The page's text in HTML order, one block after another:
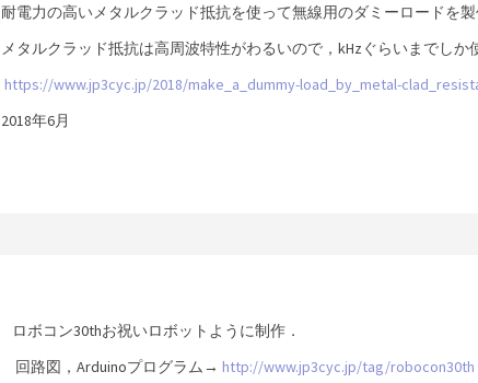
耐電力の高いメタルクラッド抵抗を使って無線用のダミーロードを
メタルクラッド抵抗は高周波特性がわるいので，kHzぐらいまでしか
https://www.jp3cyc.jp/2018/make_a_dummy-load_by_metal-
2018年6月
ロボコン30thお祝いロボットように制作．
回路図，Arduinoプログラム→ http://www.jp3cyc.jp/tag/robocon30th